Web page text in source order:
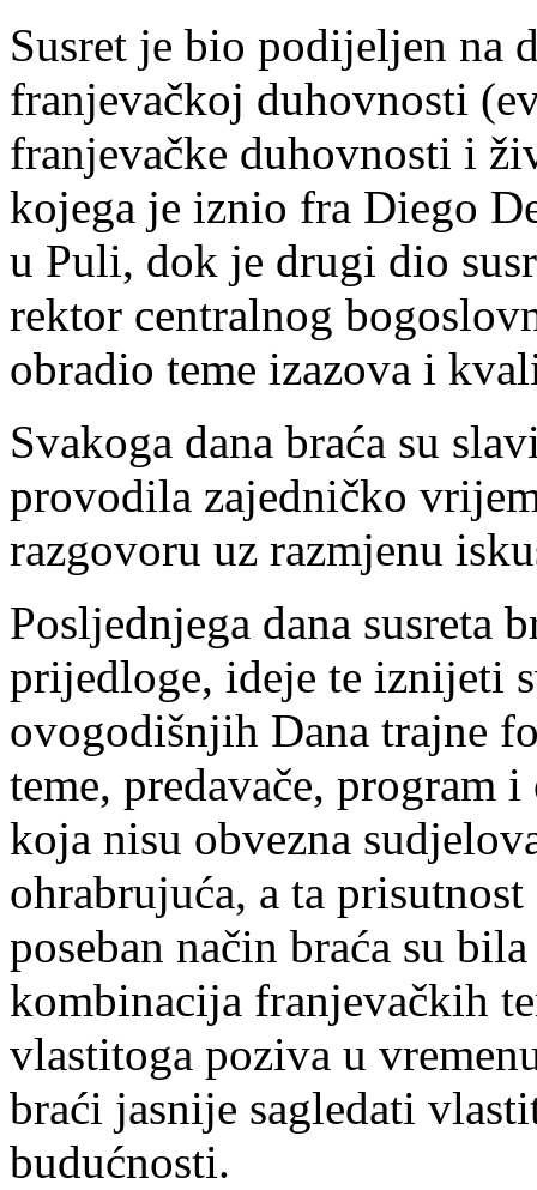
Susret je bio podijeljen na
franjevačkoj duhovnosti
franjevačke duhovnosti i
kojega je iznio fra Diego
u Puli, dok je drugi dio
rektor centralnog
obradio teme izazova i
Svakoga dana braća su
provodila zajedničko
razgovoru uz razmjenu
Posljednjega dana susreta
prijedloge, ideje te iznijeti
ovogodišnjih Dana trajne
teme, predavače, program
koja nisu obvezna
ohrabrujuća, a ta
poseban način braća su
kombinacija franjevačkih
vlastitoga poziva u
braći jasnije sagledati
budućnosti.